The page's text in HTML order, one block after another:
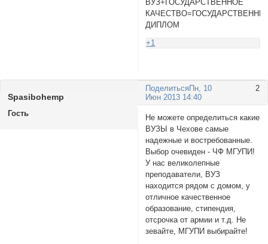
ВУЗ+ГОСУДАРСТВЕННОЕ
ДИПЛОМ
+1
Поделиться 2
Пн, 10
Июн 2013 14:40
Spasibohemp
Гость
Не можете определиться какие
ВУЗЫ в Чехове самые
надежные и востребованные.
Выбор очевиден - ЧФ МГУПИ!
У нас великолепные
преподаватели, ВУЗ
находится рядом с домом, у
отличное качественное
образование, стипендия,
отсрочка от армии и т.д. Не
зевайте, МГУПИ выбирайте!